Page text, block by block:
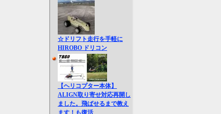
☆ドリフト走行を手軽に
HIROBO ドリコン
【ヘリコプター本体】
ALIGN取り寄せ対応再開し
ました。飛ばせるまで教え
ます！も復活